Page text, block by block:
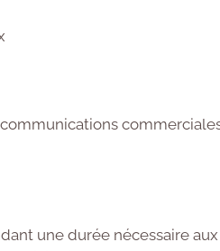
une durée nécessaire